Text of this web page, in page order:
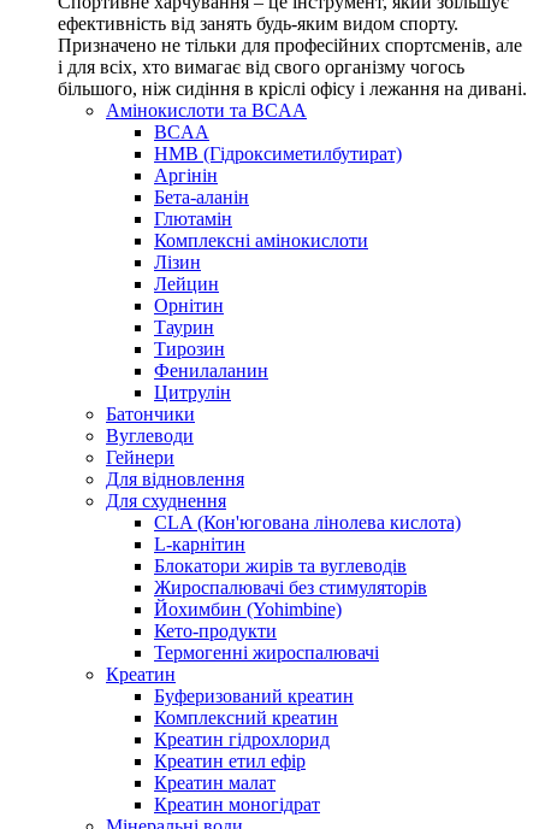
ефективність від занять будь-яким видом спорту.
Призначено не тільки для професійних спортсменів, але
і для всіх, хто вимагає від свого організму чогось
більшого, ніж сидіння в кріслі офісу і лежання на дивані.
Амінокислоти та BCAA
BCAA
HMB (Гідроксиметилбутират)
Аргінін
Бета-аланін
Глютамін
Комплексні амінокислоти
Лізин
Лейцин
Орнітин
Таурин
Тирозин
Фенилаланин
Цитрулін
Батончики
Вуглеводи
Гейнери
Для відновлення
Для схуднення
CLA (Кон'югована лінолева кислота)
L-карнітин
Блокатори жирів та вуглеводів
Жироспалювачі без стимуляторів
Йохимбин (Yohimbine)
Кето-продукти
Термогенні жироспалювачі
Креатин
Буферизований креатин
Комплексний креатин
Креатин гідрохлорид
Креатин етил ефір
Креатин малат
Креатин моногідрат